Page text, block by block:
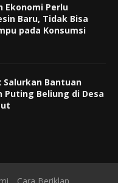
Ekonomi Perlu
Baru, Tidak Bisa
pada Konsumsi
Salurkan Bantuan
Puting Beliung di Desa